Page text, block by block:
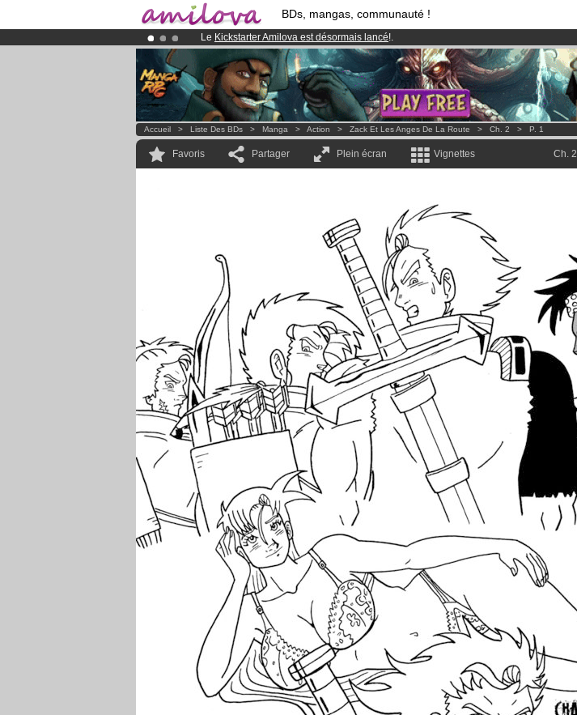
BDs, mangas, communauté !
Le Kickstarter Amilova est désormais lancé!.
Abonnement premium: à partir de3.95 eurospar mois !Clique ici pour t'abonner
Déjà 134393membreset 1208BDs & Mangas!
Accueil > Liste Des BDs > Manga > Action > Zack Et Les Anges De La Route > Ch. 2 > P. 1
Favoris Partager Plein écran Vignettes Ch. 2